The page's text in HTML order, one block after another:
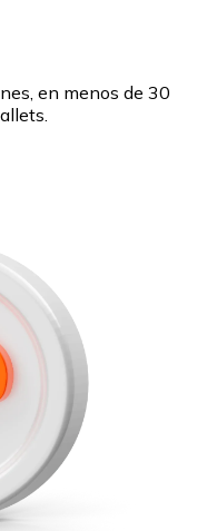
en menos de 30